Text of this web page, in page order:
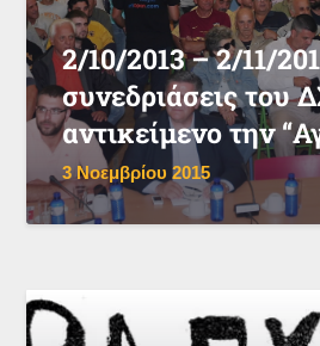
2/10/2013 – 2/11/
συνεδριάσεις του
αντικείμενο την
3 Νοεμβρίου 2015